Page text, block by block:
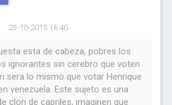
23-10-2015 16:40
esta de cabeza, pobres los
ignorantes sin cerebro que voten
sera lo mismo que votar Henrique
venezuela. Este sujeto es una
clon de capriles, imaginen que